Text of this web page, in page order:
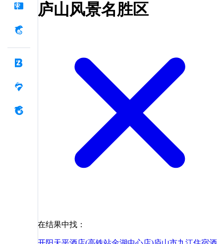
庐山风景名胜区
在结果中找：